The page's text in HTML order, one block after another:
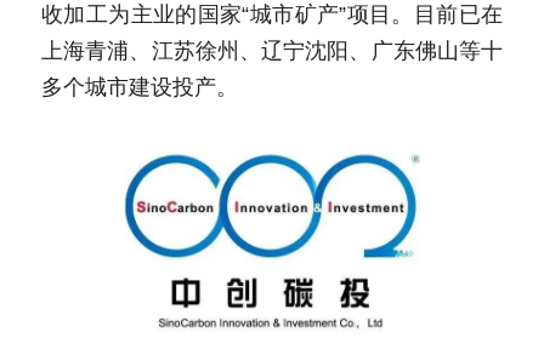
收加工为主业的国家“城市矿产”项目。目前已在
上海青浦、江苏徐州、辽宁沈阳、广东佛山等十
多个城市建设投产。